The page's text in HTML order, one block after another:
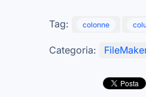
Tag: colonne
Categoria: